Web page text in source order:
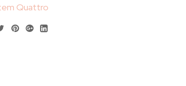
Quattro